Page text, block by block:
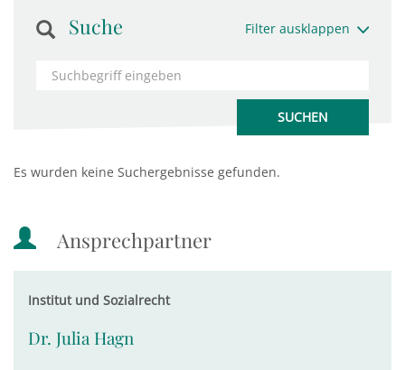
Suche Filter ausklappen
Es wurden keine Suchergebnisse gefunden.
Ansprechpartner
Institut und Sozialrecht
Dr. Julia Hagn